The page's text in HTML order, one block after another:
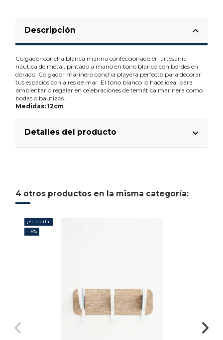
Descripción
Colgador concha blanca marina confeccionado en artesanía
náutica de metal, pintado a mano en tono blanco con bordes en
dorado. Colgador marinero concha playera perfecto para decorar
tus espacios con aires de mar. El tono blanco lo hace ideal para
ambientar o regalar en celebraciones de temática marinera como
bodas o bautizos.
Medidas: 12cm
Detalles del producto
4 otros productos en la misma categoría:
¡En oferta!
-15%